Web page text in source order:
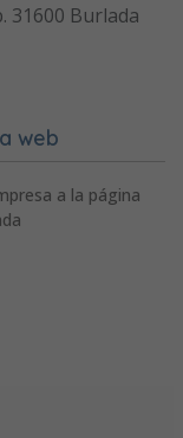
31600 Burlada
web
a la página